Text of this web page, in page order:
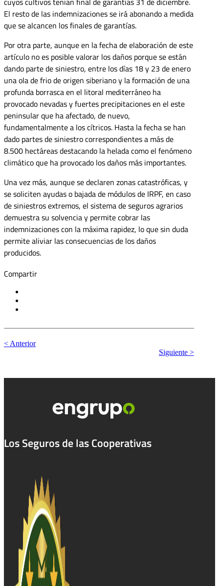
El resto de las indemnizaciones se irá abonando a medida
que se alcancen los finales de garantías.
Por otra parte, aunque en la fecha de elaboración de este
artículo no es posible valorar los daños porque se están
dando parte de siniestro, entre los días 18 y 23 de enero
una ola de frio de origen siberiano y la formación de una
profunda borrasca en el litoral mediterráneo ha
provocado nevadas y fuertes precipitaciones en el este
peninsular que ha afectado, de nuevo,
fundamentalmente a los cítricos. Hasta la fecha se han
dado partes de siniestro correspondientes a más de
8.500 hectáreas destacando la helada como el fenómeno
climático que ha provocado los daños más importantes.
Una vez más, aunque se declaren zonas catastróficas, y
se soliciten ayudas o bajada de módulos de IRPF, en caso
de siniestros extremos, el sistema de seguros agrarios
demuestra su solvencia y permite cobrar las
indemnizaciones con la máxima rapidez, lo que sin duda
permite aliviar las consecuencias de los daños
producidos.
Compartir
< Anterior
Siguiente >
Los Seguros de las Cooperativas